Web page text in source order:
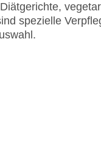
spezielle